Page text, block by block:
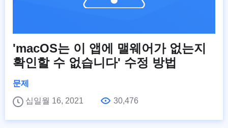
'macOS는 이 앱에 맬웨어가 없는지
확인할 수 없습니다' 수정 방법
문제
십일월 16, 2021
30,476